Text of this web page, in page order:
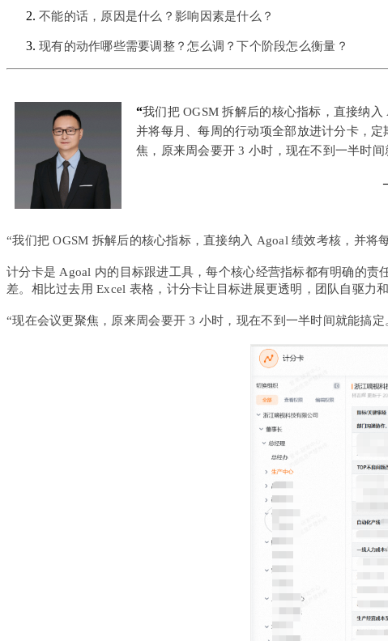
不能的话，原因是什么？影响因素是什么？
现有的动作哪些需要调整？怎么调？下个阶段怎么衡量？
“我们把 OGSM 拆解后的核心指标，直接纳入
并将每月、每周的行动项全部放进计分卡，定
焦，原来周会要开 3 小时，现在不到一半时
“我们把 OGSM 拆解后的核心指标，直接纳入 Agoal 绩效考核，并
计分卡是 Agoal 内的目标跟进工具，每个核心经营指标都有明确的
差。相比过去用 Excel 表格，计分卡让目标进展更透明，团队自驱力
“现在会议更聚焦，原来周会要开 3 小时，现在不到一半时间就能搞